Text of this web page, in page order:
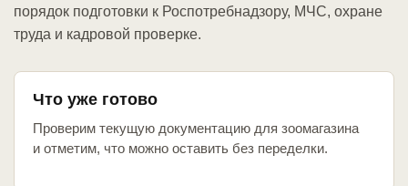
порядок подготовки к Роспотребнадзору, МЧС, охране
труда и кадровой проверке.
Что уже готово
Проверим текущую документацию для зоомагазина
и отметим, что можно оставить без переделки.